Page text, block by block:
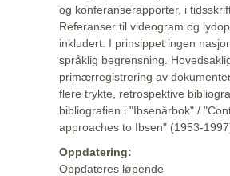
og konferanserapporter, i
Referanser til videogram og
inkludert. I prinsippet ingen
språklig begrensning.
primærregistrering av
flere trykte, retrospektive
bibliografien i "Ibsenårbok" /
approaches to Ibsen" (1953-
Oppdatering:
Oppdateres løpende